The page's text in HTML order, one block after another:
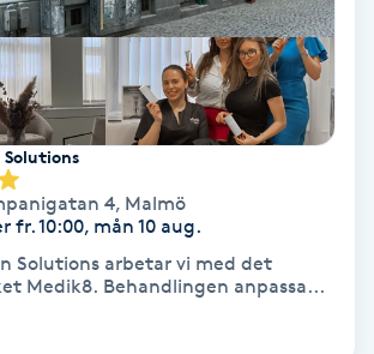
Solutions
4, Malmö
fr. 10:00, mån 10 aug.
Solutions arbetar vi med det
Medik8. Behandlingen anpassa...